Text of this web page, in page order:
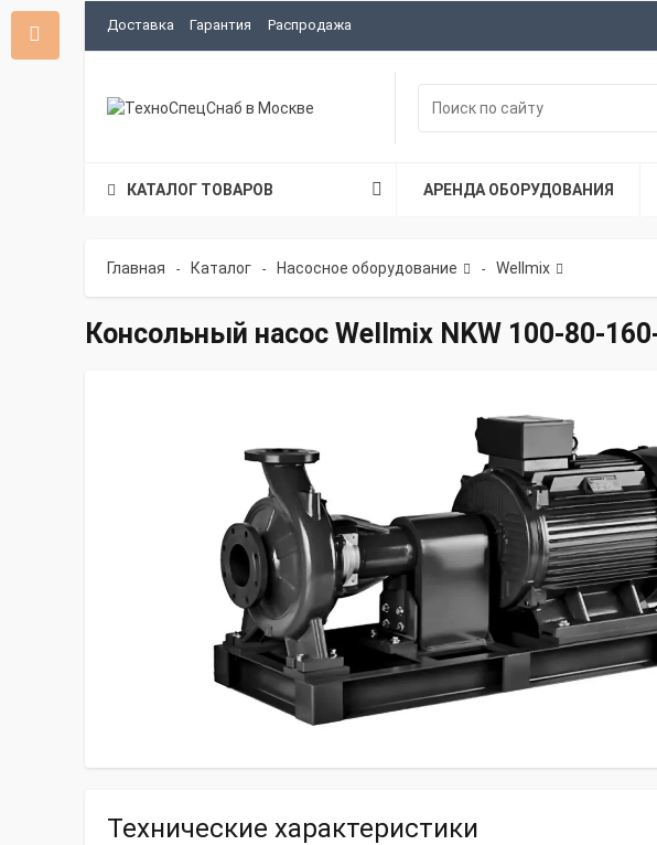
Доставка Гарантия Распродажа
КАТАЛОГ ТОВАРОВ АРЕНДА ОБОРУДОВАНИЯ
Главная - Каталог - Насосное оборудование - Wellmix
Консольный насос Wellmix NKW 100-80-
Технические характеристики